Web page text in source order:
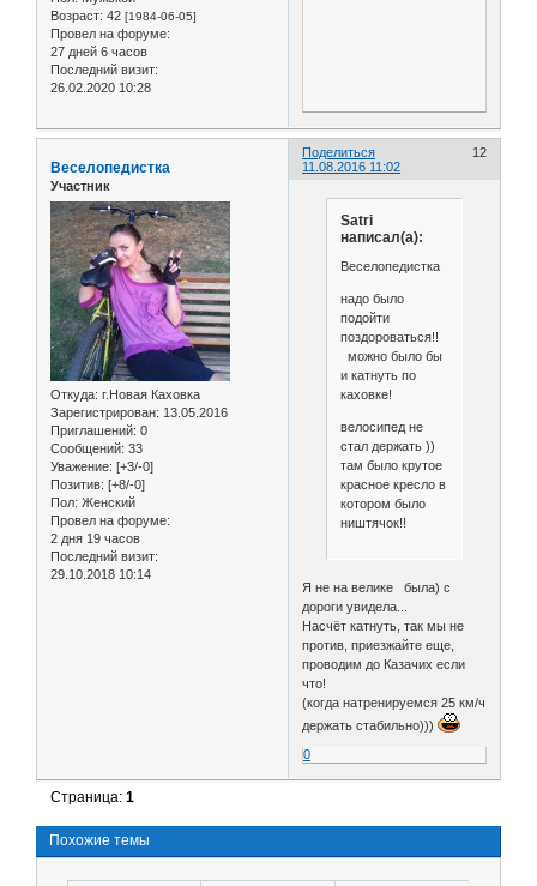
Возраст: 42 [1984-06-05]
Провел на форуме:
27 дней 6 часов
Последний визит:
26.02.2020 10:28
Поделиться
12
11.08.2016 11:02
Веселопедистка
Участник
Откуда: г.Новая Каховка
Зарегистрирован: 13.05.2016
Приглашений: 0
Сообщений: 33
Уважение: [+3/-0]
Позитив: [+8/-0]
Пол: Женский
Провел на форуме:
2 дня 19 часов
Последний визит:
29.10.2018 10:14
Satri
написал(а):
Веселопедистка
надо было
подойти
поздороваться!!
можно было бы
и катнуть по
каховке!
велосипед не
стал держать ))
там было крутое
красное кресло в
котором было
ништячок!!
Я не на велике была) с
дороги увидела...
Насчёт катнуть, так мы не
против, приезжайте еще,
проводим до Казачих если
что!
(когда натренируемся 25 км/ч
держать стабильно)))
0
Страница:1
Похожие темы